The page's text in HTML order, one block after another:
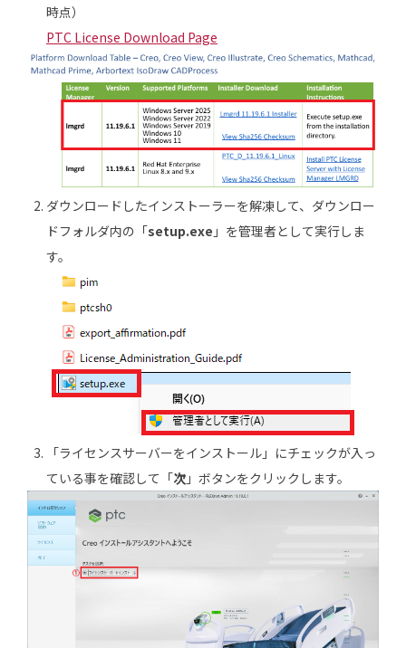
時点）
PTC License Download Page
ダウンロードしたインストーラーを解凍して、ダウンロー
ドフォルダ内の「setup.exe 」を管理者として実行しま
す。
「ライセンスサーバーをインストール」にチェックが入っ
ている事を確認して「次 」ボタンをクリックします。